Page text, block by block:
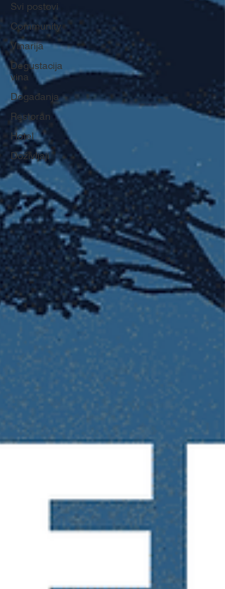
Svi postovi
Community
Vinarija
Degustacija
vina
Događanja
Restoran
Hotel
Doživljaji